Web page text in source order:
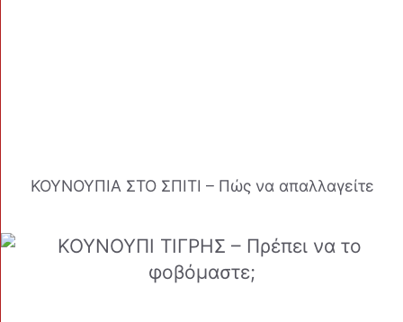
ΚΟΥΝΟΥΠΙΑ ΣΤΟ ΣΠΙΤΙ – Πώς να απαλλαγείτε